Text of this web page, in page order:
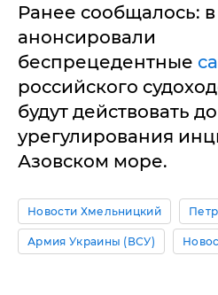
Ранее сообщалось:
анонсировали
беспрецедентные
российского
будут действовать
урегулирования
Азовском море.
Новости Хмельницкий
Армия Украины (ВСУ)